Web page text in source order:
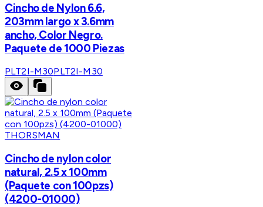
Cincho de Nylon 6.6,
203mm largo x 3.6mm
ancho, Color Negro.
Paquete de 1000 Piezas
PLT2I-M30PLT2I-M30
THORSMAN
Cincho de nylon color
natural, 2.5 x 100mm
(Paquete con 100pzs)
(4200-01000)